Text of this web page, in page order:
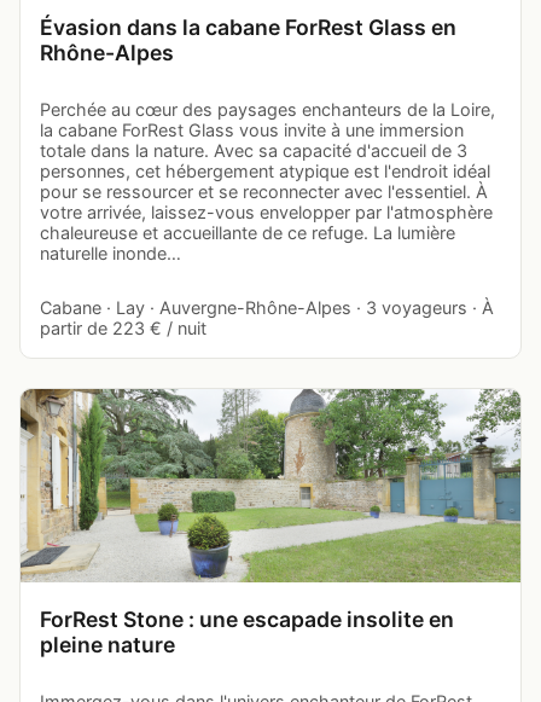
Évasion dans la cabane ForRest Glass en
Rhône-Alpes
Perchée au cœur des paysages enchanteurs de la Loire,
la cabane ForRest Glass vous invite à une immersion
totale dans la nature. Avec sa capacité d'accueil de 3
personnes, cet hébergement atypique est l'endroit idéal
pour se ressourcer et se reconnecter avec l'essentiel. À
votre arrivée, laissez-vous envelopper par l'atmosphère
chaleureuse et accueillante de ce refuge. La lumière
naturelle inonde…
Cabane · Lay · Auvergne-Rhône-Alpes · 3 voyageurs · À
partir de 223 € / nuit
ForRest Stone : une escapade insolite en
pleine nature